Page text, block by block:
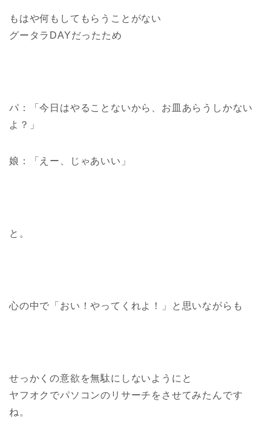
もはや何もしてもらうことがない
グータラDAYだったため
パ：「今日はやることないから、お皿あらうしかない
よ？」
娘：「えー、じゃあいい」
と。
心の中で「おい！やってくれよ！」と思いながらも
せっかくの意欲を無駄にしないようにと
ヤフオクでパソコンのリサーチをさせてみたんです
ね。